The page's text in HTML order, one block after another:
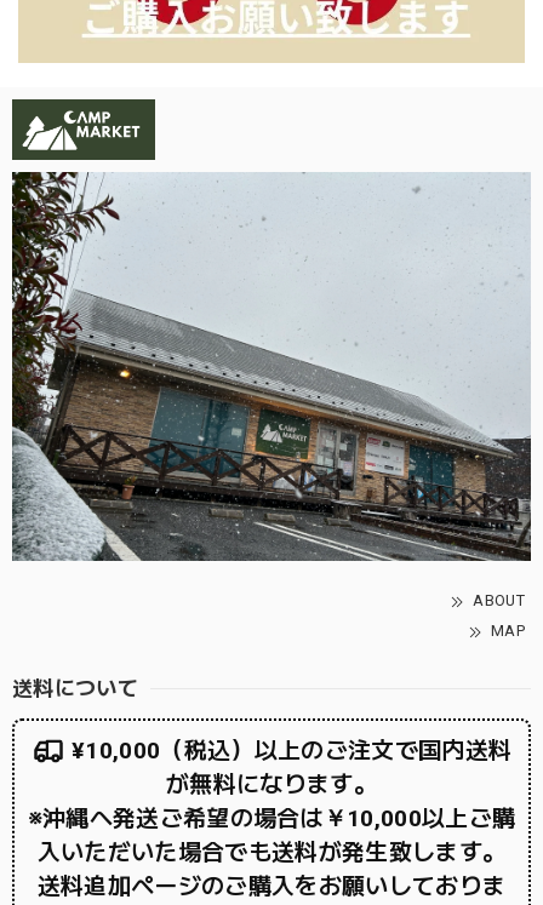
ABOUT
MAP
送料について
¥10,000（税込）以上のご注文で国内送料
が無料になります。
※沖縄へ発送ご希望の場合は￥10,000以上ご購
入いただいた場合でも送料が発生致します。
送料追加ページのご購入をお願いしておりま